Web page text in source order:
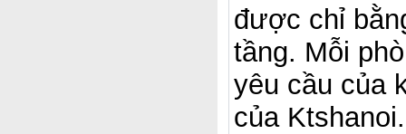
được chỉ
tầng. Mỗi
yêu cầu của
của Ktshanoi.